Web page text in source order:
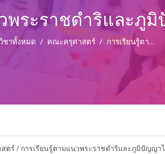
พระราชดำริและภู
ชาทั้งหมด คณะครุศาสตร์ การเรียนรู้ตามแนวพระราชดำริและภูมิปัญญาไทย